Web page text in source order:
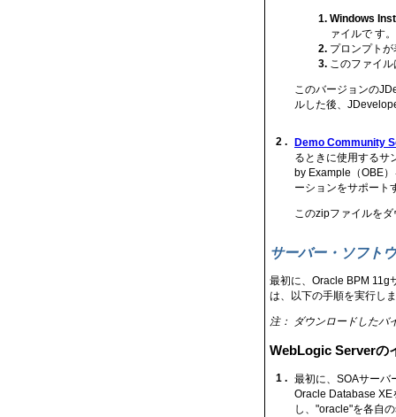
Windows
ァイルで す。
プロンプト
このファイ
このバージョンの
ルした後、
2 . Demo Community
るときに使用するサ
by Example（OBE
ーションをサポート
このzipファイルを
サーバー・ソフト
最初に、Oracle BPM 11g
は、以下の手順を実行し
注： ダウンロードしたバ
WebLogic Serverの
1 . 最初に、SOAサーバ
Oracle Database XE
し、"oracle"を各自